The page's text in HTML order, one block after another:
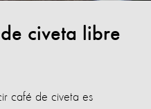
civeta libre
café de civeta es